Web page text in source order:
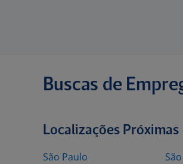
Buscas de
Localizações Próximas
São Paulo